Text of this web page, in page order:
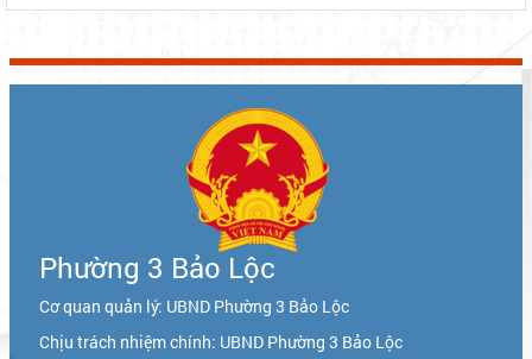
Phường 3 Bảo Lộc
Cơ quan quản lý: UBND Phường 3 Bảo Lộc
Chịu trách nhiệm chính: UBND Phường 3 Bảo Lộc